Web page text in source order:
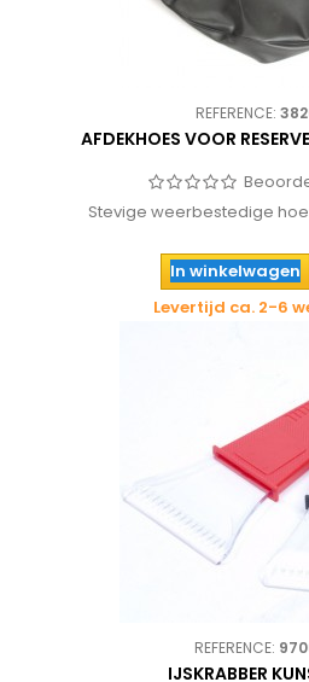
REFERENCE:
AFDEKHOES VOOR
Stevige weerbestedige
In winkelwagen
Levertijd ca. 2-6
REFERENCE:
IJSKRABBER